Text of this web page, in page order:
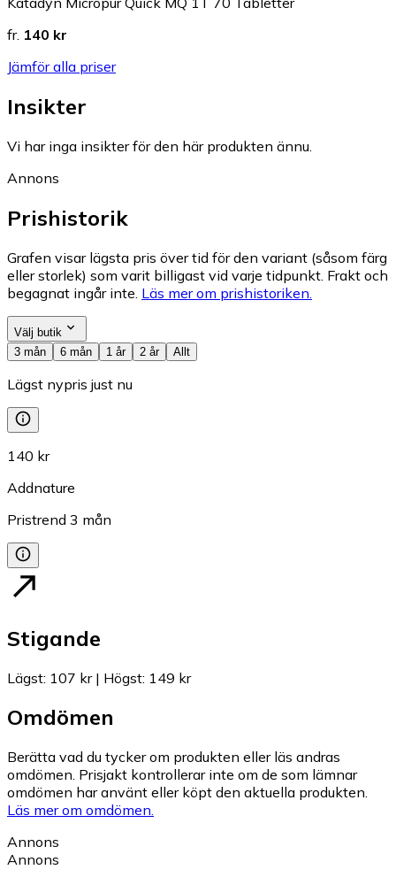
fr. 140 kr
Jämför alla priser
Insikter
Vi har inga insikter för den här produkten ännu.
Annons
Prishistorik
Grafen visar lägsta pris över tid för den variant (såsom färg
eller storlek) som varit billigast vid varje tidpunkt. Frakt och
begagnat ingår inte. Läs mer om prishistoriken.
Välj butik
3 mån
6 mån 1 år 2 år Allt
Lägst nypris just nu
140 kr
Addnature
Pristrend 3 mån
Stigande
Lägst: 107 kr| Högst: 149 kr
Omdömen
Berätta vad du tycker om produkten eller läs andras
omdömen. Prisjakt kontrollerar inte om de som lämnar
omdömen har använt eller köpt den aktuella produkten.
Läs mer om omdömen.
Annons
Annons